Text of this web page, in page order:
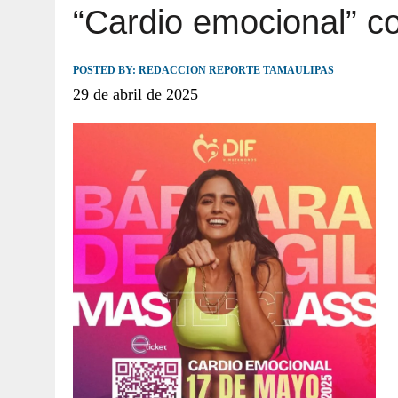
JULIO 30, 2026 TAMAULIPAS TE INVITA A DESCUBRIR EL
“Cardio emocional”
POSTED BY: REDACCION REPORTE TAMAULIPAS
29 de abril de 2025